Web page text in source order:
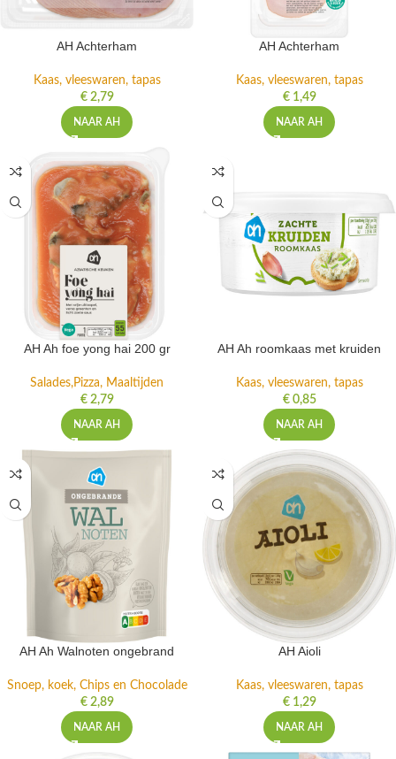
AH Achterham
Kaas, vleeswaren, tapas
€2,79
NAAR AH
AH Achterham
Kaas, vleeswaren, tapas
€1,49
NAAR AH
AH Ah foe yong hai 200 gr
Salades,Pizza, Maaltijden
€2,79
NAAR AH
AH Ah roomkaas met kruiden
Kaas, vleeswaren, tapas
€0,85
NAAR AH
AH Ah Walnoten ongebrand
Snoep, koek, Chips en Chocolade
€2,89
NAAR AH
AH Aioli
Kaas, vleeswaren, tapas
€1,29
NAAR AH